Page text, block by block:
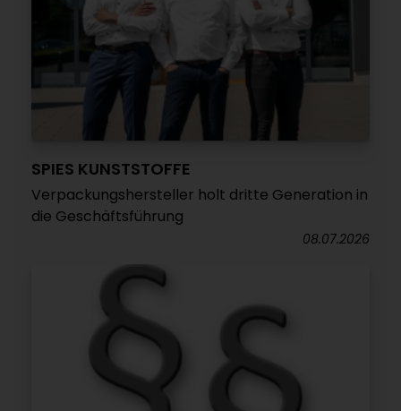
SPIES KUNSTSTOFFE
Verpackungshersteller holt dritte Generation in
die Geschäftsführung
08.07.2026